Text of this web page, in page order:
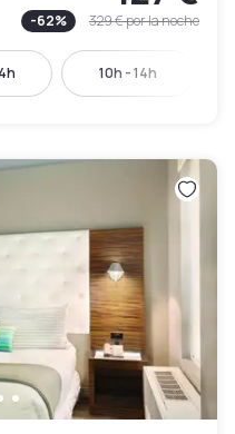
-62% 329 €por la noche
10h - 14h